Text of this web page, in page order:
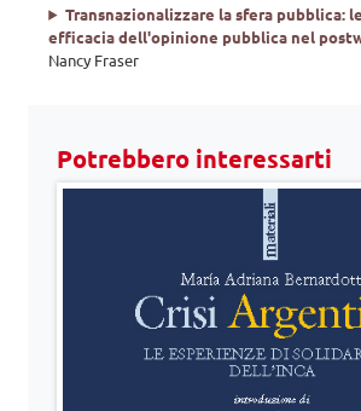
Transnazionalizzare la sfera pubblica:
efficacia dell'opinione pubblica nel
Nancy Fraser
Potrebbero interessarti